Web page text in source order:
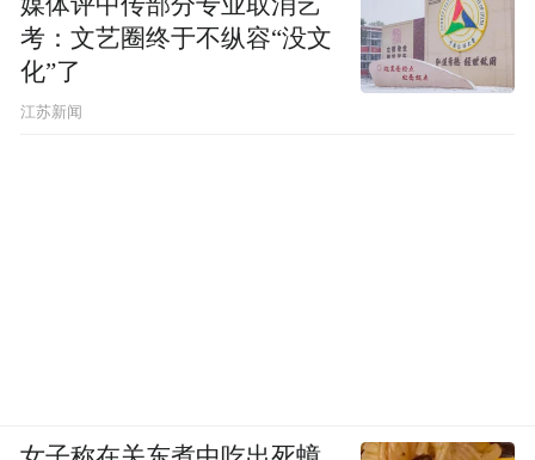
考：文艺圈终于不纵容“没文
化”了
江苏新闻